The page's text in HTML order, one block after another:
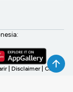
Disclaimer CNBC